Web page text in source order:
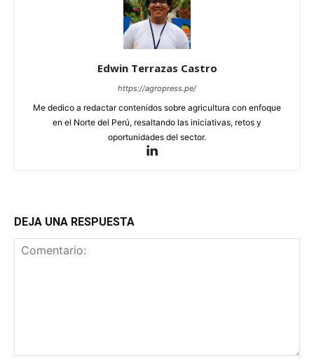
Edwin Terrazas Castro
https://agropress.pe/
Me dedico a redactar contenidos sobre agricultura con enfoque
en el Norte del Perú, resaltando las iniciativas, retos y
oportunidades del sector.
DEJA UNA RESPUESTA